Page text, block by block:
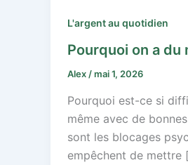
L'argent au quotidien
Pourquoi on a du
Alex /mai 1, 2026
Pourquoi est-ce si
même avec de
sont les blocages
empêchent de mettre